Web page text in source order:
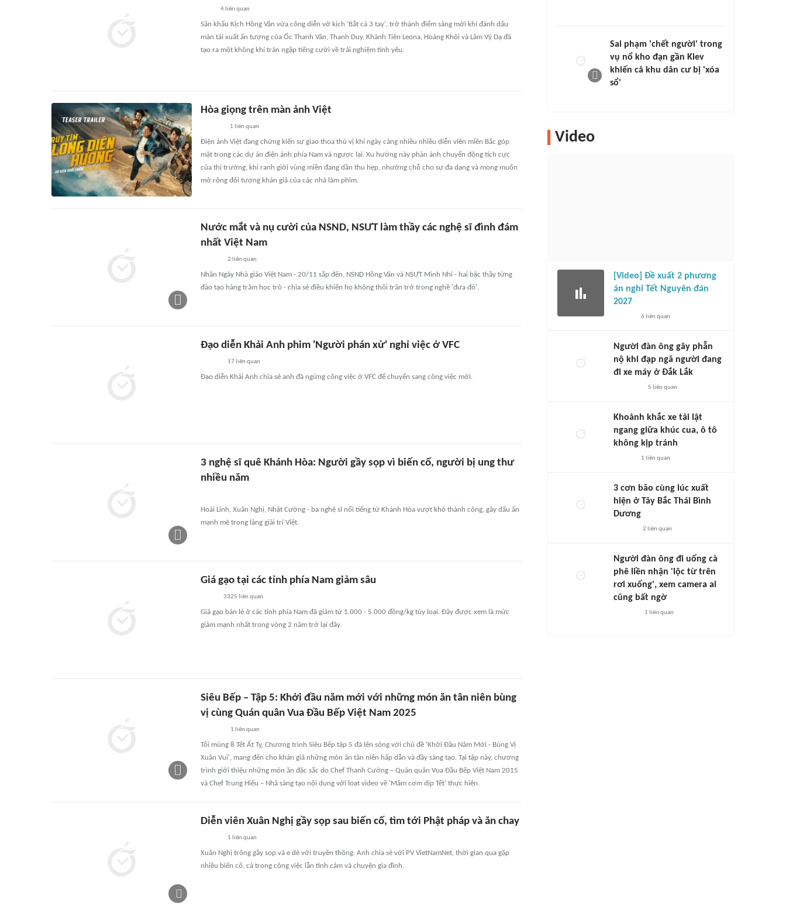
4liên quan
Sân khấu Kịch Hồng Vân vừa công diễn vở kịch 'Bắt cá 3 tay', trở thành điểm sáng mới khi đánh dấu
màn tái xuất ấn tượng của Ốc Thanh Vân, Thanh Duy, Khánh Tiên Leona, Hoàng Khôi và Lâm Vỹ Dạ đã
tạo ra một không khí tràn ngập tiếng cười về trải nghiệm tình yêu.
Hòa giọng trên màn ảnh Việt
1 liên quan
Điện ảnh Việt đang chứng kiến sự giao thoa thú vị khi ngày càng nhiều nhiều diễn viên miền Bắc góp
mặt trong các dự án điện ảnh phía Nam và ngược lại. Xu hướng này phản ánh chuyển động tích cực
của thị trường, khi ranh giới vùng miền đang dần thu hẹp, nhường chỗ cho sự đa dạng và mong muốn
mở rộng đối tượng khán giả của các nhà làm phim.
Nước mắt và nụ cười của NSND, NSƯT làm thầy các nghệ sĩ đình đám
nhất Việt Nam
2 liên quan
Nhân Ngày Nhà giáo Việt Nam - 20/11 sắp đến, NSND Hồng Vân và NSƯT Minh Nhí - hai bậc thầy từng
đào tạo hàng trăm học trò - chia sẻ điều khiến họ không thôi trăn trở trong nghề 'đưa đò'.
Đạo diễn Khải Anh phim 'Người phán xử' nghỉ việc ở VFC
17liên quan
Đạo diễn Khải Anh chia sẻ anh đã ngừng công việc ở VFC để chuyển sang công việc mới.
3 nghệ sĩ quê Khánh Hòa: Người gầy sọp vì biến cố, người bị ung thư
nhiều năm
Hoài Linh, Xuân Nghị, Nhật Cường - ba nghệ sĩ nổi tiếng từ Khánh Hòa vượt khó thành công, gây dấu ấn
mạnh mẽ trong làng giải trí Việt.
Giá gạo tại các tỉnh phía Nam giảm sâu
3325 liên quan
Giá gạo bán lẻ ở các tỉnh phía Nam đã giảm từ 1.000 - 5.000 đồng/kg tùy loại. Đây được xem là mức
giảm mạnh nhất trong vòng 2 năm trở lại đây.
Siêu Bếp – Tập 5: Khởi đầu năm mới với những món ăn tân niên bùng
vị cùng Quán quân Vua Đầu Bếp Việt Nam 2025
1 liên quan
Tối mùng 8 Tết Ất Tỵ, Chương trình Siêu Bếp tập 5 đã lên sóng với chủ đề 'Khởi Đầu Năm Mới - Bùng Vị
Xuân Vui', mang đến cho khán giả những món ăn tân niên hấp dẫn và đầy sáng tạo. Tại tập này, chương
trình giới thiệu những món ăn đặc sắc do Chef Thanh Cường – Quán quân Vua Đầu Bếp Việt Nam 2015
và Chef Trung Hiếu – Nhà sáng tạo nội dung với loạt video về 'Mâm cơm dịp Tết' thực hiện.
Diễn viên Xuân Nghị gầy sọp sau biến cố, tìm tới Phật pháp và ăn chay
1 liên quan
Xuân Nghị trông gầy sọp và e dè với truyền thông. Anh chia sẻ với PV VietNamNet, thời gian qua gặp
nhiều biến cố, cả trong công việc lẫn tình cảm và chuyện gia đình.
Sai phạm 'chết người' trong
vụ nổ kho đạn gần Kiev
khiến cả khu dân cư bị 'xóa
sổ'
Video
[Video] Đề xuất 2 phương
án nghỉ Tết Nguyên đán
2027
6 liên quan
Người đàn ông gây phẫn
nộ khi đạp ngã người đang
đi xe máy ở Đắk Lắk
5 liên quan
Khoảnh khắc xe tải lật
ngang giữa khúc cua, ô tô
không kịp tránh
1 liên quan
3 cơn bão cùng lúc xuất
hiện ở Tây Bắc Thái Bình
Dương
2 liên quan
Người đàn ông đi uống cà
phê liền nhận 'lộc từ trên
rơi xuống', xem camera ai
cũng bất ngờ
1 liên quan